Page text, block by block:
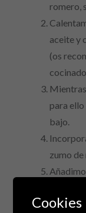
romero,
aceite y
(os
para
bajo.
zumo de
pizca de
Cookies